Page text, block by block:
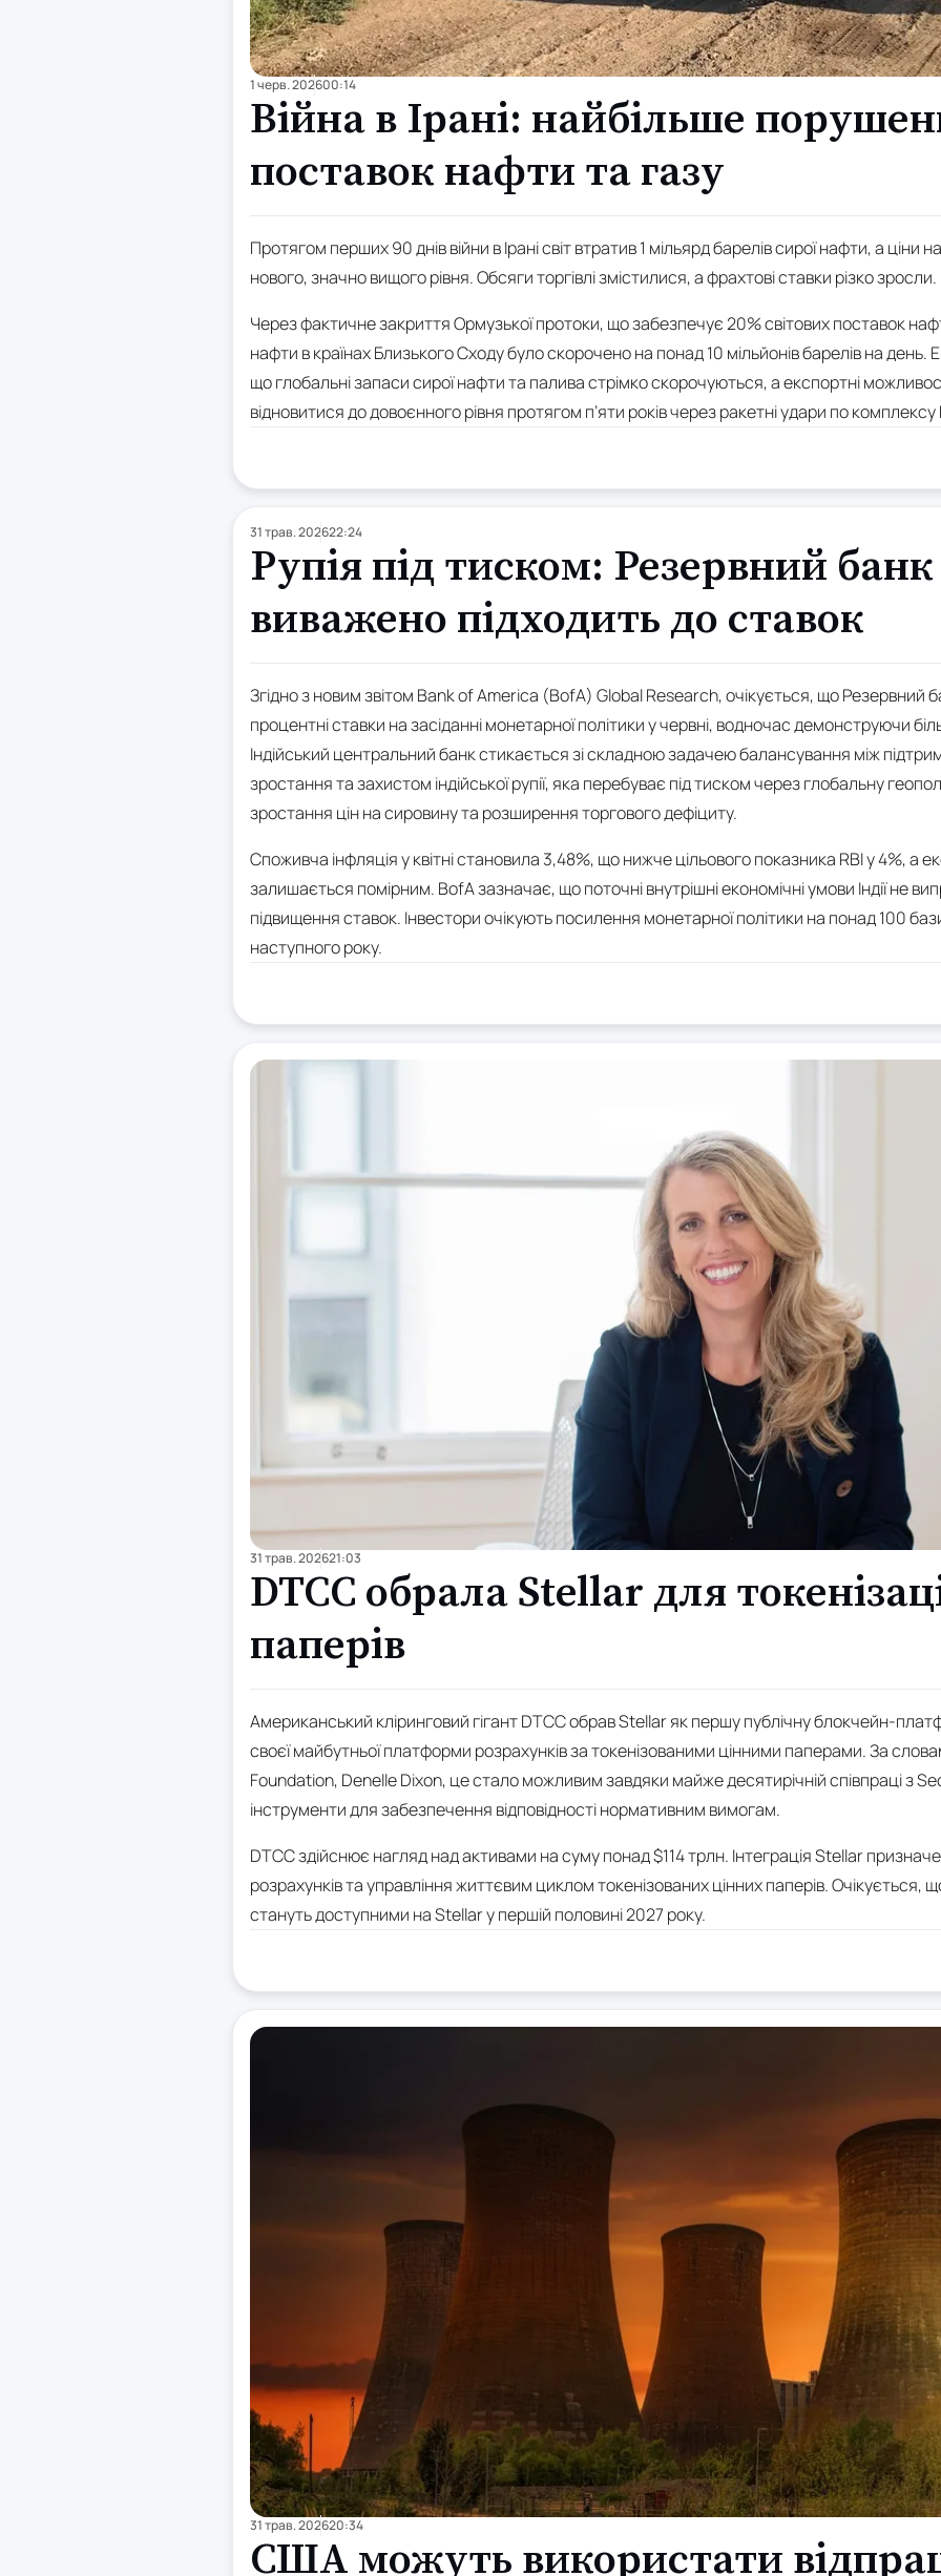
1 черв. 202600:14
Війна в Ірані: найбільше
поставок нафти та газу
Протягом перших 90 днів війни в Ірані світ втратив 1 мільярд барелів сирої нафти, а ціни
нового, значно вищого рівня. Обсяги торгівлі змістилися, а фрахтові ставки різко зросли.
Через фактичне закриття Ормузької протоки, що забезпечує 20% світових поставок
нафти в країнах Близького Сходу було скорочено на понад 10 мільйонів барелів на день.
що глобальні запаси сирої нафти та палива стрімко скорочуються, а експортні
відновитися до довоєнного рівня протягом п’яти років через ракетні удари по
31 трав. 202622:24
Рупія під тиском: Резервний банк
виважено підходить до ставок
Згідно з новим звітом Bank of America (BofA) Global Research, очікується, що Резервний
процентні ставки на засіданні монетарної політики у червні, водночас демонструючи
Індійський центральний банк стикається зі складною задачею балансування між
зростання та захистом індійської рупії, яка перебуває під тиском через глобальну
зростання цін на сировину та розширення торгового дефіциту.
Споживча інфляція у квітні становила 3,48%, що нижче цільового показника RBI у 4%, а
залишається помірним. BofA зазначає, що поточні внутрішні економічні умови Індії не
підвищення ставок. Інвестори очікують посилення монетарної політики на понад 100
наступного року.
31 трав. 202621:03
DTCC обрала Stellar для
паперів
Американський кліринговий гігант DTCC обрав Stellar як першу публічну блокчейн-
своєї майбутньої платформи розрахунків за токенізованими цінними паперами. За
Foundation, Denelle Dixon, це стало можливим завдяки майже десятирічній співпраці з
інструменти для забезпечення відповідності нормативним вимогам.
DTCC здійснює нагляд над активами на суму понад $114 трлн. Інтеграція Stellar
розрахунків та управління життєвим циклом токенізованих цінних паперів. Очікується,
стануть доступними на Stellar у першій половині 2027 року.
31 трав. 202620:34
США можуть використати